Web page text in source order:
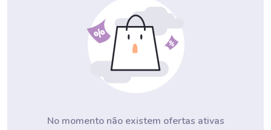
No momento não existem ofertas ativas